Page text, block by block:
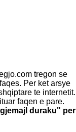
tregon se
Per ket arsye
te internetit.
faqen e pare.
duraku" per